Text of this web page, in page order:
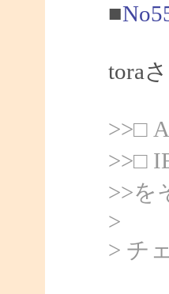
■
tora
>>□
>>□
>>を
>
> チ